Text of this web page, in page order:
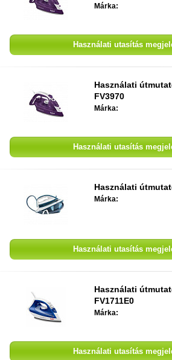
Márka:
Használati utasítás
Használati
FV3970
Márka:
Használati utasítás
Használati
Márka:
Használati utasítás
Használati
FV1711E0
Márka:
Használati utasítás